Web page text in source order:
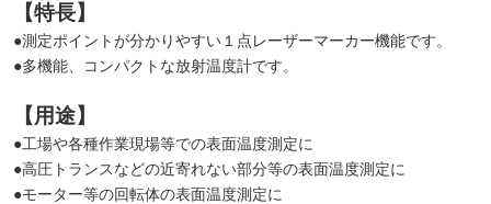
【特長】
●測定ポイントが分かりやすい１点レーザーマーカー機能です。
●多機能、コンパクトな放射温度計です。
【用途】
●工場や各種作業現場等での表面温度測定に
●高圧トランスなどの近寄れない部分等の表面温度測定に
●モーター等の回転体の表面温度測定に